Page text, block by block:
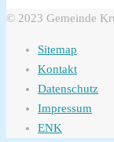
© 2023 Gemeinde
Sitemap
Kontakt
Datenschutz
Impressum
ENK